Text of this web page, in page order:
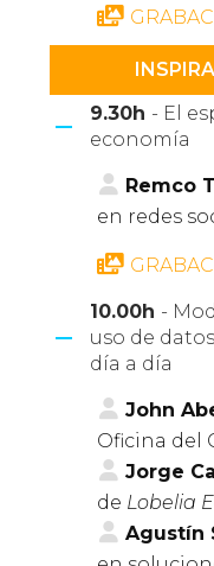
9.30h - El
economía
Remco
en redes
10.00h -
uso de
día a día
John
Oficina del
Jorge
de Lobelia
Agustín